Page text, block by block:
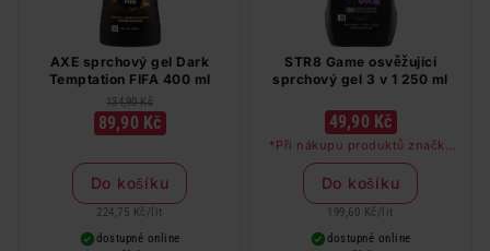
AXE sprchový gel Dark
Temptation FIFA 400 ml
134,90 Kč
89,90 Kč
Do košíku
224,75 Kč / lit
dostupné online
STR8 Game osvěžující
sprchový gel 3 v 1 250 ml
49,90 Kč
*Při nákupu produktů značky
STR8 v hodnotě nad 249 Kč
dostanete deodorant STR8 Red
Code jako dárek
Do košíku
199,60 Kč / lit
dostupné online